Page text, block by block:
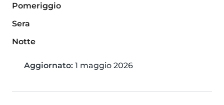
Pomeriggio
Sera
Notte
Aggiornato: 1 maggio 2026